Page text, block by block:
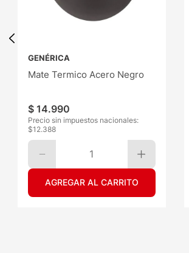
GENÉRICA
Mate Termico Acero Negro
$ 14.990
Precio sin impuestos nacionales:
$12.388
1
AGREGAR AL CARRITO